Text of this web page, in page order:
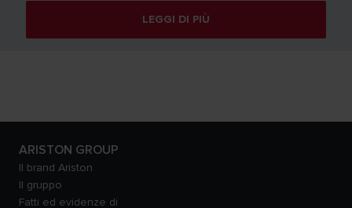
LEGGI DI PIÙ
ARISTON GROUP
Il brand Ariston
Il gruppo
Fatti ed evidenze di